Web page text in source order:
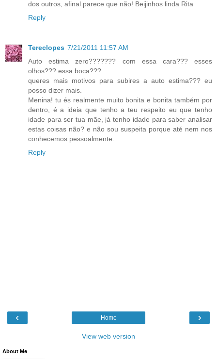
dos outros, afinal parece que não! Beijinhos linda Rita
Reply
Tereclopes 7/21/2011 11:57 AM
Auto estima zero??????? com essa cara??? esses
olhos??? essa boca???
queres mais motivos para subires a auto estima??? eu
posso dizer mais.
Menina! tu és realmente muito bonita e bonita também por
dentro, é a ideia que tenho a teu respeito eu que tenho
idade para ser tua mãe, já tenho idade para saber analisar
estas coisas não? e não sou suspeita porque até nem nos
conhecemos pessoalmente.
Reply
‹ ›
Home
View web version
About Me